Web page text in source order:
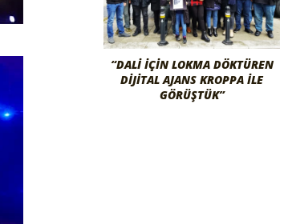
“DALI İÇIN LOKMA DÖKTÜREN
DIJITAL AJANS KROPPA İLE
GÖRÜŞTÜK”